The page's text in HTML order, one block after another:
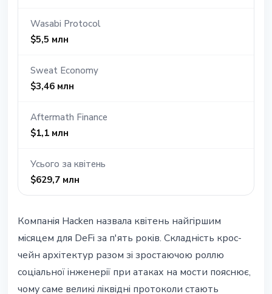
Wasabi Protocol
$5,5 млн
Sweat Economy
$3,46 млн
Aftermath Finance
$1,1 млн
Усього за квітень
$629,7 млн
Компанія Hacken назвала квітень найгіршим
місяцем для DeFi за п'ять років. Складність крос-
чейн архітектур разом зі зростаючою роллю
соціальної інженерії при атаках на мости пояснює,
чому саме великі ліквідні протоколи стають